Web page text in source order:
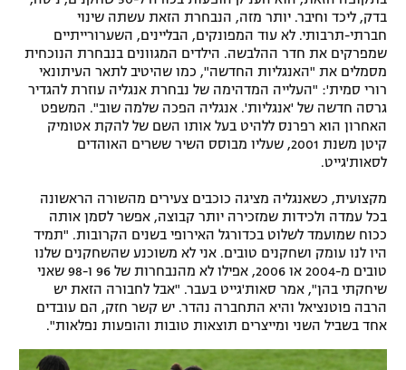
בדק, ליכד וחיבר. יותר מזה, הנבחרת הזאת עשתה שינוי
חברתי-תרבותי. לא עוד המפונקים, הבליינים, השערורייתיים
שמפרקים את חדר ההלבשה. הילדים המגוונים בנבחרת הנוכחית
מסמלים את "האנגליות החדשה", כמו שהיטיב לתאר העיתונאי
רורי סמית': "העלייה המדהימה של נבחרת אנגליה עוזרת להגדיר
גרסה חדשה של 'אנגליות'. אנגליה הפכה שלמה שוב". המשפט
האחרון הוא רפרנס ללהיט בעל אותו השם של להקת אטומיק
קיטן משנת 2001, שעליו מבוסס השיר ששרים האוהדים
לסאות'גייט.
מקצועית, כשאנגליה מציגה כוכבים צעירים מהשורה הראשונה
בכל עמדה ולכידות שמזכירה יותר קבוצה, אפשר לסמן אותה
ככוח שמועמד לשלוט בכדורגל האירופי בשנים הקרובות. "תמיד
היו לנו עומק ושחקנים טובים. אני לא משוכנע שהשחקנים שלנו
טובים מ-2004 או 2006, אפילו לא מהנבחרות של 96 ו-98 שאני
שיחקתי בהן", אמר סאות'גייט בעבר. "אבל לחבורה הזאת יש
הרבה פוטנציאל והיא התחברה נהדר. יש קשר חזק, הם עובדים
אחד בשביל השני ומייצרים תוצאות טובות והופעות נפלאות".